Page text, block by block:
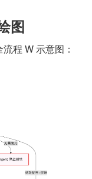
图
程 W 示意图：